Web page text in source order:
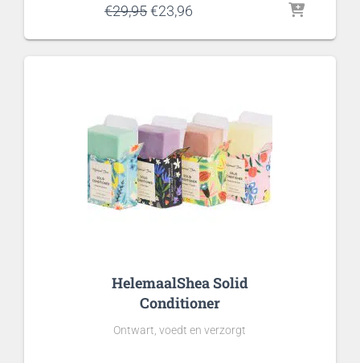
€29,95Oorspronkelijke
was:
€23,96
is:
HelemaalShea Solid
Conditioner
Ontwart, voedt en verzorgt